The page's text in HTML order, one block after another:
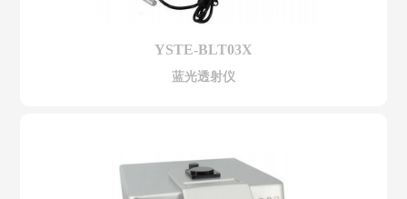
YSTE-BLT03X
蓝光透射仪